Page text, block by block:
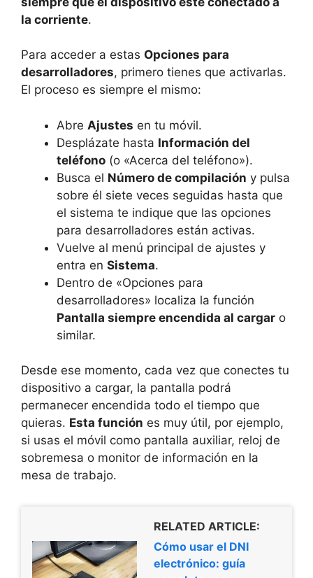
la corriente.
Para acceder a estas Opciones para
desarrolladores, primero tienes que activarlas.
El proceso es siempre el mismo:
Abre Ajustes en tu móvil.
Desplázate hasta Información del
teléfono (o «Acerca del teléfono»).
Busca el Número de compilación y pulsa
sobre él siete veces seguidas hasta que
el sistema te indique que las opciones
para desarrolladores están activas.
Vuelve al menú principal de ajustes y
entra en Sistema.
Dentro de «Opciones para
desarrolladores» localiza la función
Pantalla siempre encendida al cargar o
similar.
Desde ese momento, cada vez que conectes tu
dispositivo a cargar, la pantalla podrá
permanecer encendida todo el tiempo que
quieras. Esta función es muy útil, por ejemplo,
si usas el móvil como pantalla auxiliar, reloj de
sobremesa o monitor de información en la
mesa de trabajo.
RELATED ARTICLE:
Cómo usar el DNI
electrónico: guía